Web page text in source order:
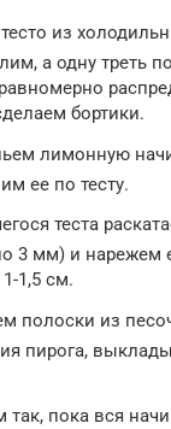
из
а одну треть
бортики.
лимонную
ее по тесту.
теста
3 мм) и нарежем
1,5 см.
полоски из
пирога,
так, пока вся